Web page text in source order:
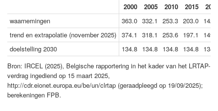
2000
2005 2010 2015
waarnemingen
363.0 332.1 253.3 203.0
trend en extrapolatie (november 2025) 374.1 318.1 253.6 197.1
doelstelling 2030
134.8 134.8 134.8 134.8
Bron: IRCEL (2025), Belgische rapportering in het kader van het LRTAP-
verdrag ingediend op 15 maart 2025,
http://cdr.eionet.europa.eu/be/un/clrtap (geraadpleegd op 19/09/2025);
berekeningen FPB.